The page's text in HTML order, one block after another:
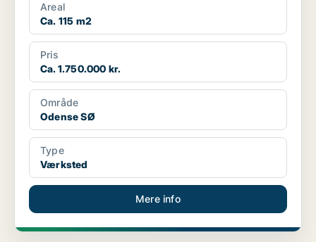
Areal
Ca. 115 m2
Pris
Ca. 1.750.000 kr.
Område
Odense SØ
Type
Værksted
Mere info